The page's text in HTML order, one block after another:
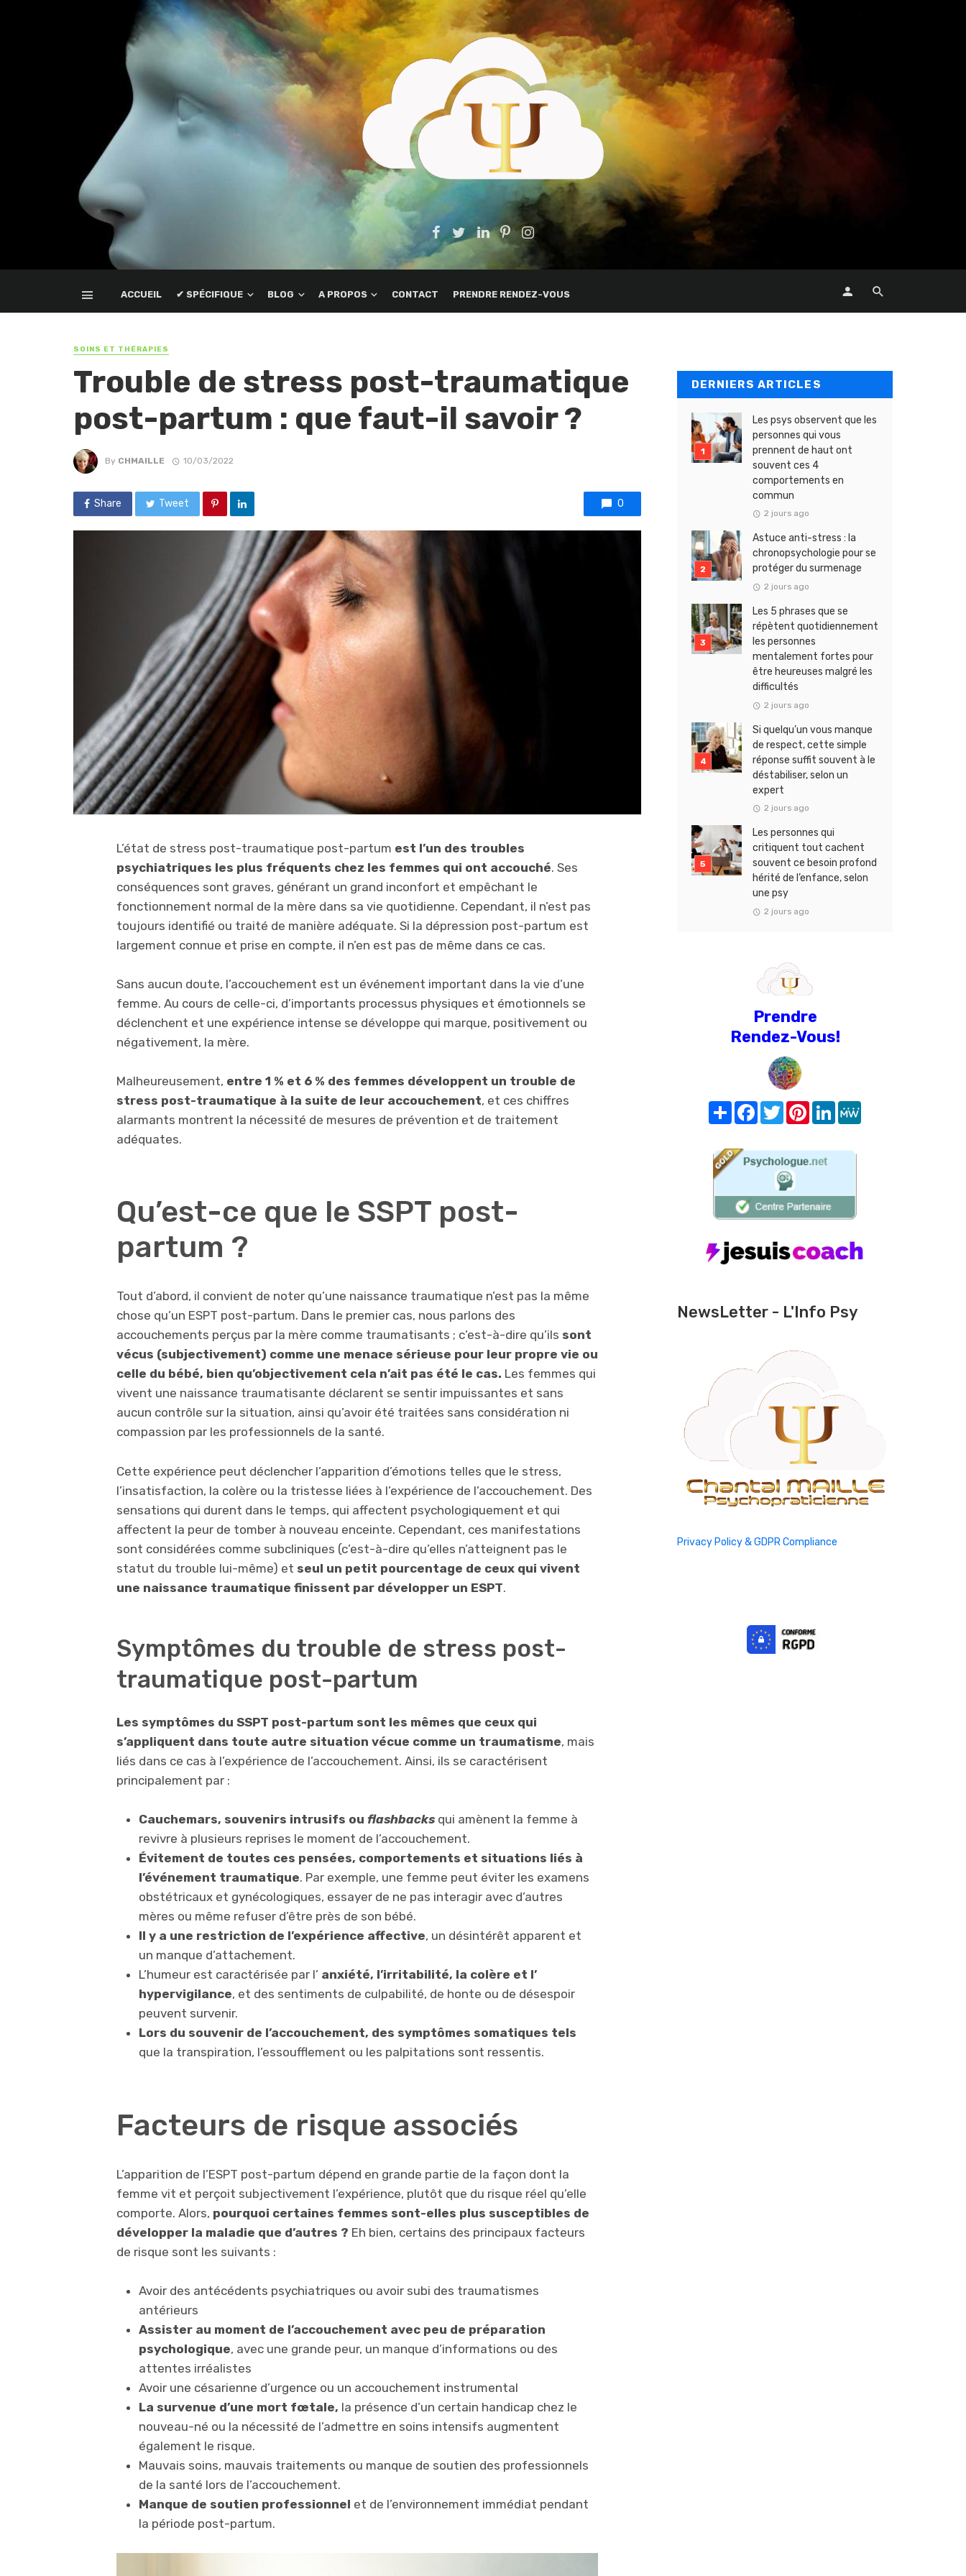
ACCUEIL ✔ SPÉCIFIQUE BLOG A PROPOS CONTACT PRENDRE RENDEZ-VOUS
SOINS ET THÉRAPIES
Trouble de stress post-traumatique
post-partum : que faut-il savoir ?
By CHMAILLE 10/03/2022
Share Tweet 0
L’état de stress post-traumatique post-partum est l’un des troubles
psychiatriques les plus fréquents chez les femmes qui ont accouché. Ses
conséquences sont graves, générant un grand inconfort et empêchant le
fonctionnement normal de la mère dans sa vie quotidienne. Cependant, il n’est pas
toujours identifié ou traité de manière adéquate. Si la dépression post-partum est
largement connue et prise en compte, il n’en est pas de même dans ce cas.
Sans aucun doute, l’accouchement est un événement important dans la vie d’une
femme. Au cours de celle-ci, d’importants processus physiques et émotionnels se
déclenchent et une expérience intense se développe qui marque, positivement ou
négativement, la mère.
Malheureusement, entre 1 % et 6 % des femmes développent un trouble de
stress post-traumatique à la suite de leur accouchement, et ces chiffres
alarmants montrent la nécessité de mesures de prévention et de traitement
adéquates.
Qu’est-ce que le SSPT post-
partum ?
Tout d’abord, il convient de noter qu’une naissance traumatique n’est pas la même
chose qu’un ESPT post-partum. Dans le premier cas, nous parlons des
accouchements perçus par la mère comme traumatisants ; c’est-à-dire qu’ils sont
vécus (subjectivement) comme une menace sérieuse pour leur propre vie ou
celle du bébé, bien qu’objectivement cela n’ait pas été le cas. Les femmes qui
vivent une naissance traumatisante déclarent se sentir impuissantes et sans
aucun contrôle sur la situation, ainsi qu’avoir été traitées sans considération ni
compassion par les professionnels de la santé.
Cette expérience peut déclencher l’apparition d’émotions telles que le stress,
l’insatisfaction, la colère ou la tristesse liées à l’expérience de l’accouchement. Des
sensations qui durent dans le temps, qui affectent psychologiquement et qui
affectent la peur de tomber à nouveau enceinte. Cependant, ces manifestations
sont considérées comme subcliniques (c’est-à-dire qu’elles n’atteignent pas le
statut du trouble lui-même) et seul un petit pourcentage de ceux qui vivent
une naissance traumatique finissent par développer un ESPT.
Symptômes du trouble de stress post-
traumatique post-partum
Les symptômes du SSPT post-partum sont les mêmes que ceux qui
s’appliquent dans toute autre situation vécue comme un traumatisme, mais
liés dans ce cas à l’expérience de l’accouchement. Ainsi, ils se caractérisent
principalement par :
Cauchemars, souvenirs intrusifs ou flashbacksqui amènent la femme à
revivre à plusieurs reprises le moment de l’accouchement.
Évitement de toutes ces pensées, comportements et situations liés à
l’événement traumatique. Par exemple, une femme peut éviter les examens
obstétricaux et gynécologiques, essayer de ne pas interagir avec d’autres
mères ou même refuser d’être près de son bébé.
Il y a une restriction de l’expérience affective, un désintérêt apparent et
un manque d’attachement.
L’humeur est caractérisée par l’ anxiété, l’irritabilité, la colère et l’
hypervigilance, et des sentiments de culpabilité, de honte ou de désespoir
peuvent survenir.
Lors du souvenir de l’accouchement, des symptômes somatiques tels
que la transpiration, l’essoufflement ou les palpitations sont ressentis.
Facteurs de risque associés
L’apparition de l’ESPT post-partum dépend en grande partie de la façon dont la
femme vit et perçoit subjectivement l’expérience, plutôt que du risque réel qu’elle
comporte. Alors, pourquoi certaines femmes sont-elles plus susceptibles de
développer la maladie que d’autres ? Eh bien, certains des principaux facteurs
de risque sont les suivants :
Avoir des antécédents psychiatriques ou avoir subi des traumatismes
antérieurs
Assister au moment de l’accouchement avec peu de préparation
psychologique, avec une grande peur, un manque d’informations ou des
attentes irréalistes
Avoir une césarienne d’urgence ou un accouchement instrumental
La survenue d’une mort fœtale, la présence d’un certain handicap chez le
nouveau-né ou la nécessité de l’admettre en soins intensifs augmentent
également le risque.
Mauvais soins, mauvais traitements ou manque de soutien des professionnels
de la santé lors de l’accouchement.
Manque de soutien professionnel et de l’environnement immédiat pendant
la période post-partum.
DERNIERS ARTICLES
Les psys observent que les
personnes qui vous
prennent de haut ont
souvent ces 4
comportements en
commun
2 jours ago
Astuce anti-stress : la
chronopsychologie pour se
protéger du surmenage
2 jours ago
Les 5 phrases que se
répètent quotidiennement
les personnes
mentalement fortes pour
être heureuses malgré les
difficultés
2 jours ago
Si quelqu’un vous manque
de respect, cette simple
réponse suffit souvent à le
déstabiliser, selon un
expert
2 jours ago
Les personnes qui
critiquent tout cachent
souvent ce besoin profond
hérité de l’enfance, selon
une psy
2 jours ago
Prendre
Rendez-Vous!
Share FacebookTwitterPinterest
LinkedIn
NewsLetter - L'Info Psy
Privacy Policy & GDPR Compliance